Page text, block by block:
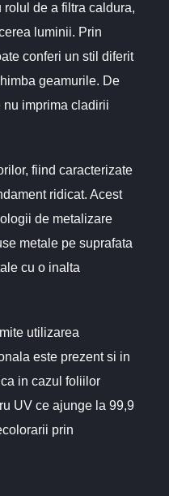
rolul de a filtra caldura,
luminii. Prin
conferi un stil diferit
geamurile. De
nu imprima cladirii
fiind caracterizate
ridicat. Acest
de metalizare
metale pe suprafata
cu o inalta
utilizarea
este prezent si in
in cazul foliilor
UV ce ajunge la 99,9
prin